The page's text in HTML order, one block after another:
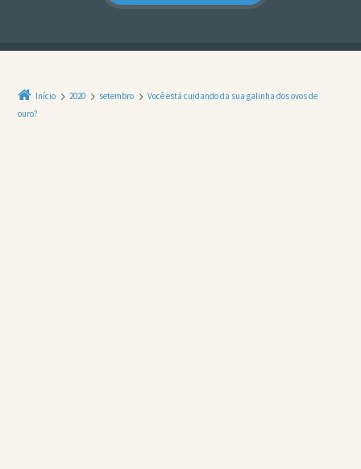
Início 2020 setembro
Você está cuidando da sua galinha dos ovos de
ouro?